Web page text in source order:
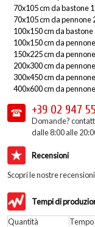
70x105 cm da bastone
70x105 cm da pennone
100x150 cm da bastone
100x150 cm da
150x225 cm da
200x300 cm da
300x450 cm da
400x600 cm da
+39 02 947
Domande?
dalle 8:00 alle
Recensioni
Scopri le nostre
Tempi di
Quantità
Tempo